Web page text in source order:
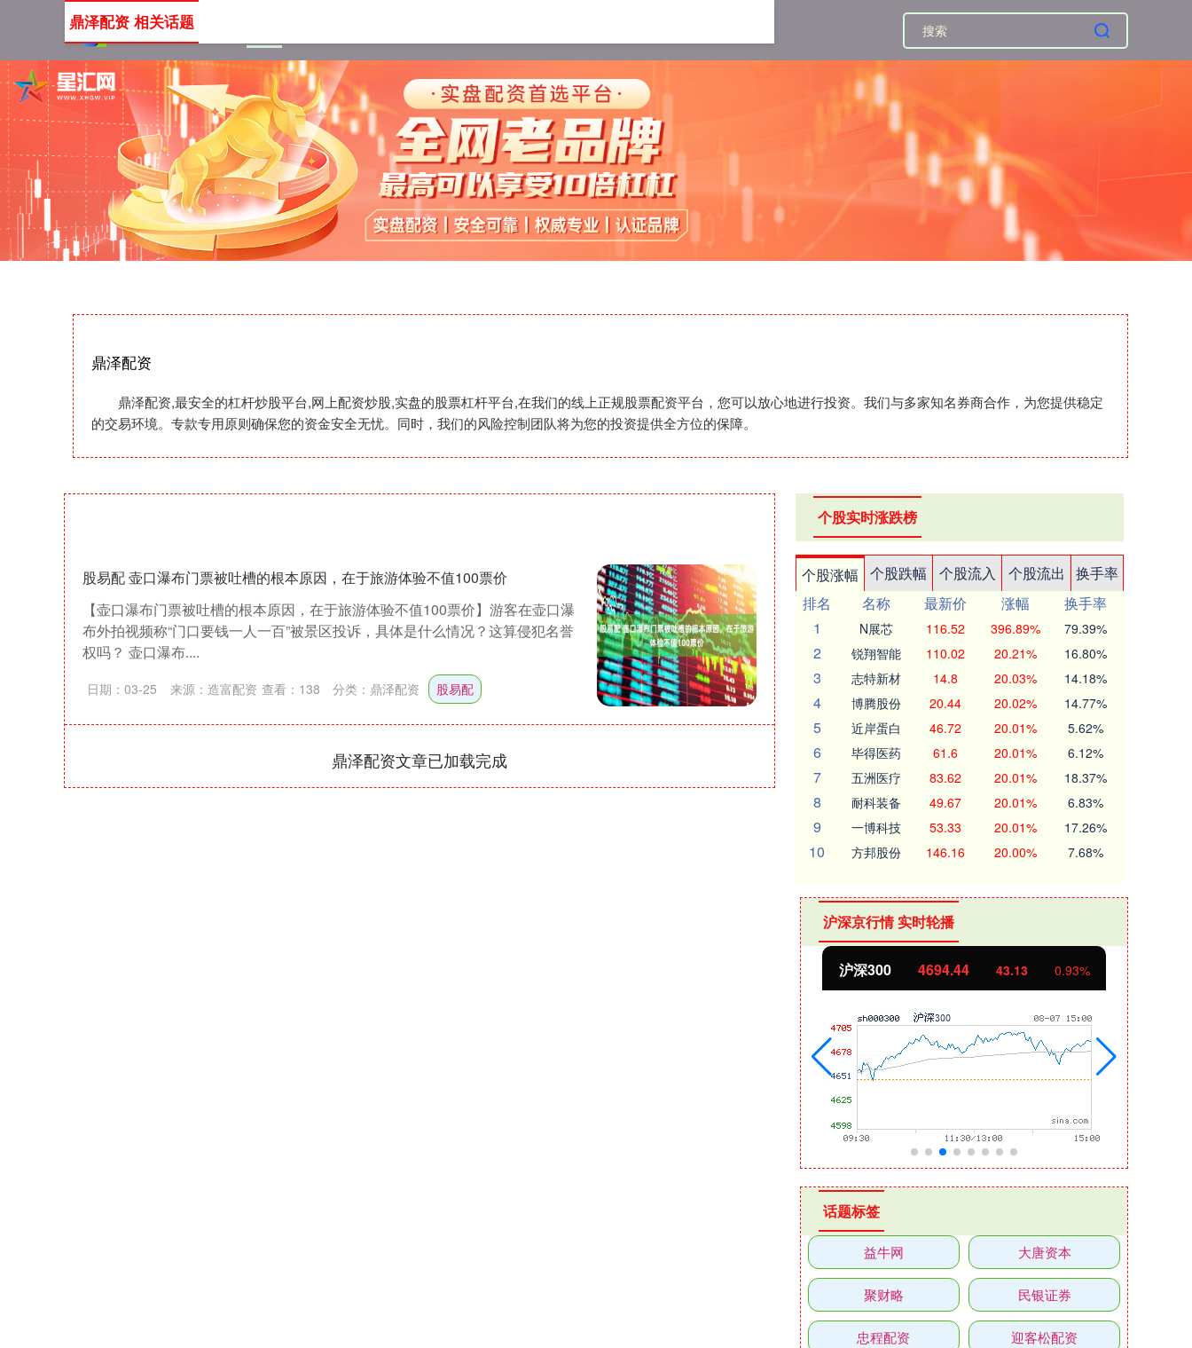
鼎泽配资
鼎泽配资,最安全的杠杆炒股平台,网上配资炒股,实盘的股票杠杆平台,在我们的线上正规股票配资平台，您可以放心地进行投资。我们与多家知名券商合作，为您提供稳定
的交易环境。专款专用原则确保您的资金安全无忧。同时，我们的风险控制团队将为您的投资提供全方位的保障。
鼎泽配资 相关话题
股易配 壶口瀑布门票被吐槽的根本原因，在于旅游体验不值100票价
【壶口瀑布门票被吐槽的根本原因，在于旅游体验不值100票价】游客在壶口瀑
布外拍视频称“门口要钱一人一百”被景区投诉，具体是什么情况？这算侵犯名誉
权吗？ 壶口瀑布....
日期：03-25 来源：造富配资 查看： 138 分类： 鼎泽配资 股易配
鼎泽配资文章已加载完成
个股实时涨跌榜
个股涨幅 个股跌幅 个股流入 个股流出
换手率
排名
名称 最新价 涨幅
换手率
1
N展芯 116.52 396.89% 79.39%
2 锐翔智能 110.02 20.21% 16.80%
3 志特新材 14.8 20.03% 14.18%
4 博腾股份 20.44 20.02% 14.77%
5 近岸蛋白 46.72 20.01% 5.62%
6 毕得医药 61.6 20.01% 6.12%
7 五洲医疗 83.62 20.01% 18.37%
8 耐科装备 49.67 20.01% 6.83%
9 一博科技 53.33 20.01% 17.26%
10 方邦股份 146.16 20.00% 7.68%
沪深京行情 实时轮播
北证50 1134.24 11.37 1.01%
话题标签
益牛网 大唐资本
聚财略 民银证券
忠程配资 迎客松配资